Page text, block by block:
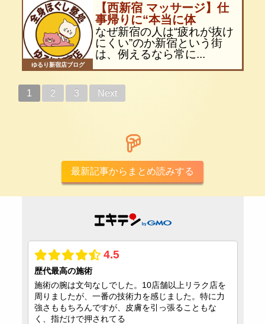
ゆるり新宿店ブログ
【西新宿 マッサージ】仕
事帰りに“本当に体
なぜ新宿の人は“疲れが抜け
にくい”のか新宿という街
は、例えるなら常に...
1 2 3 Next
最新記事からまとめ読みする